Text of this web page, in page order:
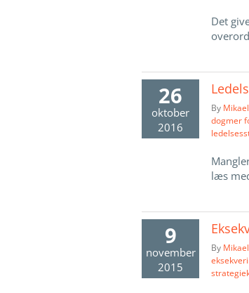
Det
26
oktober
2016
By
dogmer
læs
9
november
2015
By